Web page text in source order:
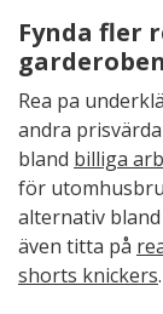
Fynda fler
garderoben
Rea pa
andra
bland billiga
för
alternativ bland
även titta på
shorts knickers.